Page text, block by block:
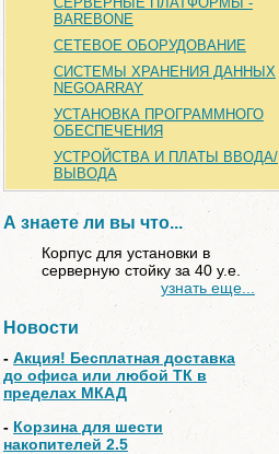
BAREBONE
СЕТЕВОЕ ОБОРУДОВАНИЕ
СИСТЕМЫ ХРАНЕНИЯ ДАННЫХ
NEGOARRAY
УСТАНОВКА ПРОГРАММНОГО
ОБЕСПЕЧЕНИЯ
УСТРОЙСТВА И ПЛАТЫ ВВОДА/
ВЫВОДА
А знаете ли вы что...
Корпус для установки в
серверную стойку за 40 у.е.
узнать еще...
Новости
- Акция! Бесплатная доставка
до офиса или любой ТК в
пределах МКАД
- Корзина для шести
накопителей 2.5